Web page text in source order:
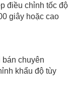
điều chỉnh tốc độ
giây hoặc cao
bán chuyên
khẩu độ tùy